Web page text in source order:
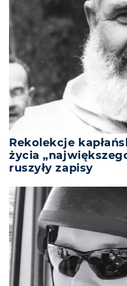
Rekolekcje
życia
ruszyły zapisy